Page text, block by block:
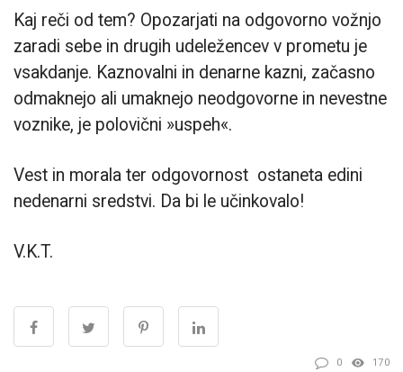
Kaj reči od tem? Opozarjati na odgovorno vožnjo
zaradi sebe in drugih udeležencev v prometu je
vsakdanje. Kaznovalni in denarne kazni, začasno
odmaknejo ali umaknejo neodgovorne in nevestne
voznike, je polovični »uspeh«.
Vest in morala ter odgovornost ostaneta edini
nedenarni sredstvi. Da bi le učinkovalo!
V.K.T.
0 170